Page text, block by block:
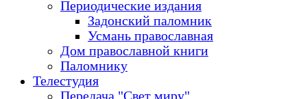
Периодические издания
Задонский паломник
Усмань православная
Дом православной книги
Паломнику
Телестудия
Передача "Свет миру"